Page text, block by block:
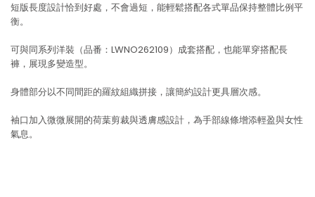
短版長度設計恰到好處，不會過短，能輕鬆搭配各式單品保持整體比例平
衡。
可與同系列洋裝（品番：LWNO262109）成套搭配，也能單穿搭配長
褲，展現多變造型。
身體部分以不同間距的羅紋組織拼接，讓簡約設計更具層次感。
袖口加入微微展開的荷葉剪裁與透膚感設計，為手部線條增添輕盈與女性
氣息。